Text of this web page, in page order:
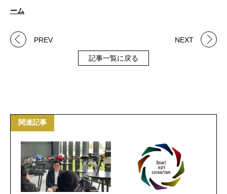
ーム
PREV
記事一覧に戻る
NEXT
関連記事